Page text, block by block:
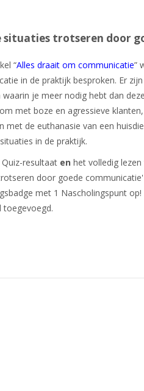
situaties trotseren door
“Alles draait om communicatie”
in de praktijk besproken. Er
waarin je meer nodig hebt dan
met boze en agressieve
met de euthanasie van een
in de praktijk.
Quiz-resultaat en het volledig
door goede
met 1 Nascholingspunt
toegevoegd.